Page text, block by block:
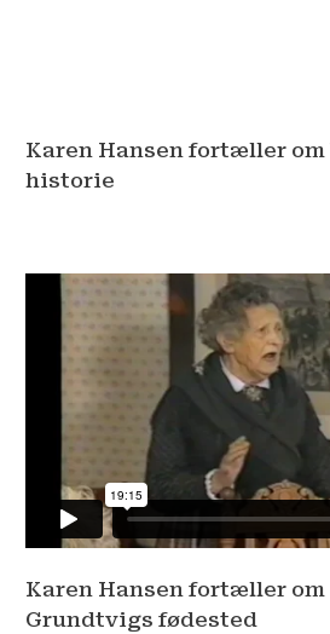
Karen Hansen fortæller
historie
Karen Hansen fortæller om
Grundtvigs fødested